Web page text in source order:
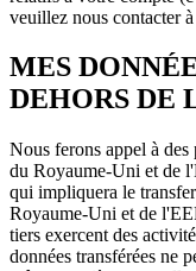
veuillez nous contacter
MES
DEHORS DE
Nous ferons appel à des
du Royaume-Uni et de
qui impliquera le
Royaume-Uni et de
tiers exercent des
données transférées ne